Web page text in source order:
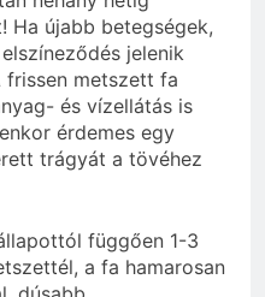
Ha újabb betegségek,
jelenik
frissen metszett fa
és vízellátás is
érdemes egy
trágyát a tövéhez
függően 1-3
a fa hamarosan